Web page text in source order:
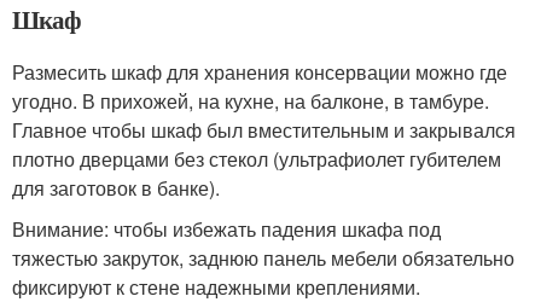
Шкаф
Размесить шкаф для хранения консервации можно где
угодно. В прихожей, на кухне, на балконе, в тамбуре.
Главное чтобы шкаф был вместительным и закрывался
плотно дверцами без стекол (ультрафиолет губителем
для заготовок в банке).
Внимание: чтобы избежать падения шкафа под
тяжестью закруток, заднюю панель мебели обязательно
фиксируют к стене надежными креплениями.